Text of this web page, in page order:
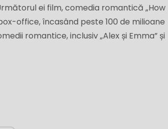
ei film, comedia romantică „How
office, încasând peste 100 de milioane
romantice, inclusiv „Alex și Emma” și